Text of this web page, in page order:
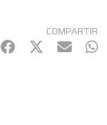
COMPARTIR
Facebook
Twitter
mail